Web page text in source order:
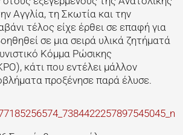
Αγγλία, τη Σκωτία και την
τέλος είχε έρθει σε επαφή για
σε μια σειρά υλικά ζητήματά
Κόμμα Ρώσικης
κάτι που εντέλει μάλλον
προξένησε παρά έλυσε.